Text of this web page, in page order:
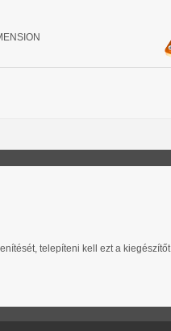
telepíteni kell ezt a kiegészítőt.